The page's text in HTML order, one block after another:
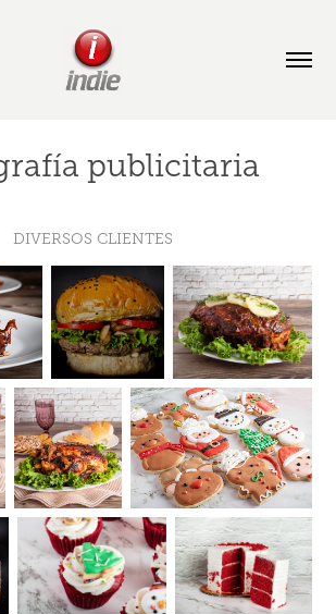
publicitaria
DIVERSOS CLIENTES